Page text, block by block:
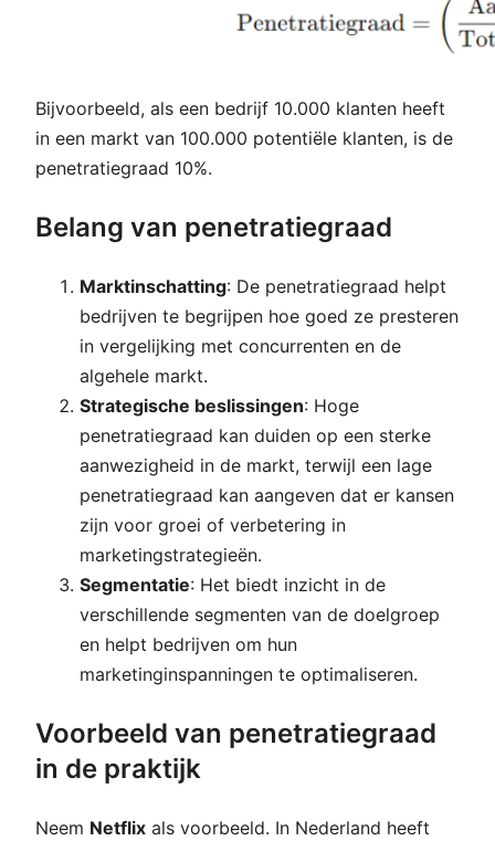
Bijvoorbeeld, als een bedrijf 10.000 klanten heeft
in een markt van 100.000 potentiële klanten, is de
penetratiegraad 10%.
Belang van penetratiegraad
Marktinschatting: De penetratiegraad helpt
bedrijven te begrijpen hoe goed ze presteren
in vergelijking met concurrenten en de
algehele markt.
Strategische beslissingen: Hoge
penetratiegraad kan duiden op een sterke
aanwezigheid in de markt, terwijl een lage
penetratiegraad kan aangeven dat er kansen
zijn voor groei of verbetering in
marketingstrategieën.
Segmentatie: Het biedt inzicht in de
verschillende segmenten van de doelgroep
en helpt bedrijven om hun
marketinginspanningen te optimaliseren.
Voorbeeld van penetratiegraad
in de praktijk
Neem Netflix als voorbeeld. In Nederland heeft